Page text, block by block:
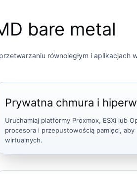
bare metal
równoległym i aplikacjach
Prywatna chmura i
Uruchamiaj platformy Proxmox, ESXi lub
procesora i przepustowością pamięci,
wirtualnych.